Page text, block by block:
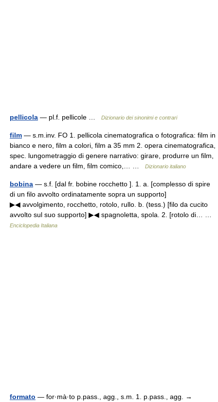
pellicola — pl.f. pellicole … Dizionario dei sinonimi e contrari
film — s.m.inv. FO 1. pellicola cinematografica o fotografica: film in
bianco e nero, film a colori, film a 35 mm 2. opera cinematografica,
spec. lungometraggio di genere narrativo: girare, produrre un film,
andare a vedere un film, film comico,… …
Dizionario italiano
bobina — s.f. [dal fr. bobine rocchetto ]. 1. a. [complesso di spire
di un filo avvolto ordinatamente sopra un supporto]
▶◀ avvolgimento, rocchetto, rotolo, rullo. b. (tess.) [filo da cucito
avvolto sul suo supporto] ▶◀ spagnoletta, spola. 2. [rotolo di… …
Enciclopedia Italiana
formato — for·mà·to p.pass., agg., s.m. 1. p.pass., agg. →